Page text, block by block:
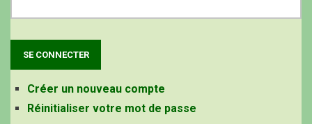
Créer un nouveau compte
Réinitialiser votre mot de passe